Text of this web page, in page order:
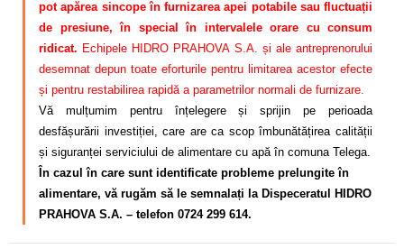
pot apărea sincope în furnizarea apei potabile sau fluctuații
de presiune, în special în intervalele orare cu consum
ridicat. Echipele HIDRO PRAHOVA S.A. și ale antreprenorului
desemnat depun toate eforturile pentru limitarea acestor efecte
și pentru restabilirea rapidă a parametrilor normali de furnizare.
Vă mulțumim pentru înțelegere și sprijin pe perioada
desfășurării investiției, care are ca scop îmbunătățirea calității
și siguranței serviciului de alimentare cu apă în comuna Telega.
În cazul în care sunt identificate probleme prelungite în
alimentare, vă rugăm să le semnalați la Dispeceratul HIDRO
PRAHOVA S.A. – telefon 0724 299 614.